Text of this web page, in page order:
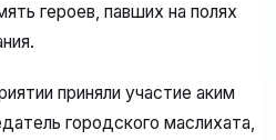
героев, павших на полях
приняли участие аким
городского маслихата,